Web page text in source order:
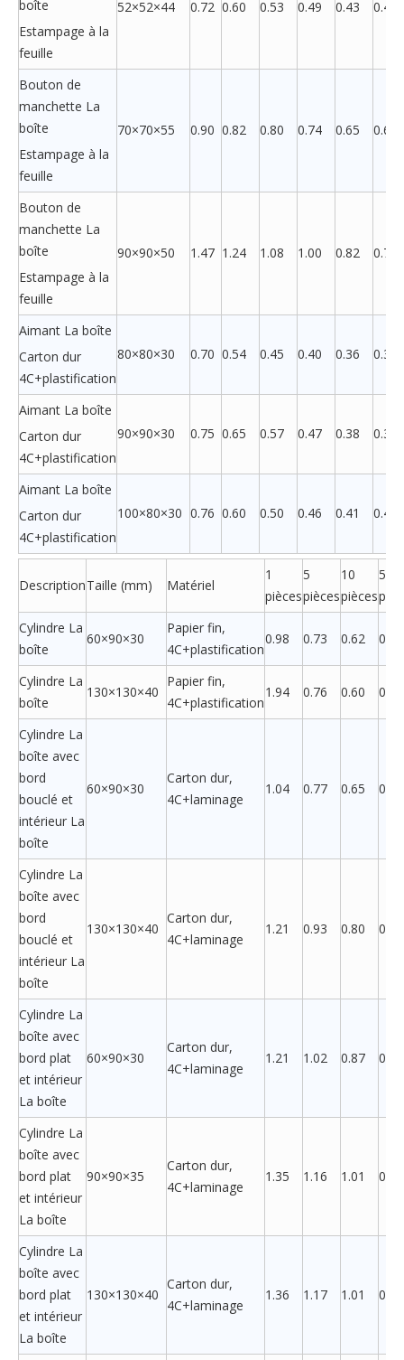
boîte
Estampage à la
feuille
52×52×44 0.72 0.60 0.53 0.49 0.43 0.41
Bouton de
manchette La
boîte
Estampage à la
feuille
70×70×55 0.90 0.82 0.80 0.74 0.65 0.63
Bouton de
manchette La
boîte
Estampage à la
feuille
90×90×50 1.47 1.24 1.08 1.00 0.82 0.79
Aimant La boîte
Carton dur
4C+plastification
80×80×30 0.70 0.54 0.45 0.40 0.36 0.35
Aimant La boîte
Carton dur
4C+plastification
90×90×30 0.75 0.65 0.57 0.47 0.38 0.37
Aimant La boîte
Carton dur
4C+plastification
100×80×30 0.76 0.60 0.50 0.46 0.41 0.40
DescriptionTaille (mm) Matériel
1
pièces
5
pièces
10
pièces
50
Cylindre La
boîte
60×90×30
Papier fin,
4C+plastification
0.98 0.73 0.62 0.52
Cylindre La
boîte
130×130×40
Papier fin,
4C+plastification
1.94 0.76 0.60 0.55
Cylindre La
boîte avec
bord
bouclé et
intérieur La
boîte
60×90×30
Carton dur,
4C+laminage
1.04 0.77 0.65 0.56
Cylindre La
boîte avec
bord
bouclé et
intérieur La
boîte
130×130×40
Carton dur,
4C+laminage
1.21 0.93 0.80 0.68
Cylindre La
boîte avec
bord plat
et intérieur
La boîte
60×90×30
Carton dur,
4C+laminage
1.21 1.02 0.87 0.77
Cylindre La
boîte avec
bord plat
et intérieur
La boîte
90×90×35
Carton dur,
4C+laminage
1.35 1.16 1.01 0.92
Cylindre La
boîte avec
bord plat
et intérieur
La boîte
130×130×40
Carton dur,
4C+laminage
1.36 1.17 1.01 0.92